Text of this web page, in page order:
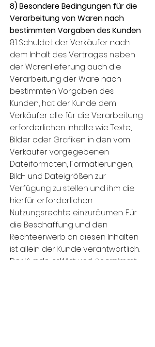
8) Besondere Bedingungen für die
Verarbeitung von Waren nach
bestimmten Vorgaben des Kunden
8.1 Schuldet der Verkäufer nach
dem Inhalt des Vertrages neben
der Warenlieferung auch die
Verarbeitung der Ware nach
bestimmten Vorgaben des
Kunden, hat der Kunde dem
Verkäufer alle für die Verarbeitung
erforderlichen Inhalte wie Texte,
Bilder oder Grafiken in den vom
Verkäufer vorgegebenen
Dateiformaten, Formatierungen,
Bild- und Dateigrößen zur
Verfügung zu stellen und ihm die
hierfür erforderlichen
Nutzungsrechte einzuräumen. Für
die Beschaffung und den
Rechteerwerb an diesen Inhalten
ist allein der Kunde verantwortlich.
Der Kunde erklärt und übernimmt